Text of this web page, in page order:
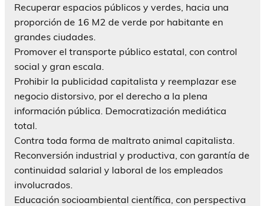
Recuperar espacios públicos y verdes, hacia una
proporción de 16 M2 de verde por habitante en
grandes ciudades.
Promover el transporte público estatal, con control
social y gran escala.
Prohibir la publicidad capitalista y reemplazar ese
negocio distorsivo, por el derecho a la plena
información pública. Democratización mediática
total.
Contra toda forma de maltrato animal capitalista.
Reconversión industrial y productiva, con garantía de
continuidad salarial y laboral de los empleados
involucrados.
Educación socioambiental científica, con perspectiva